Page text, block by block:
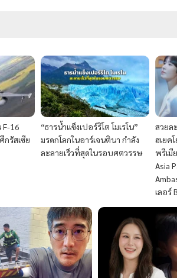
F-16
กรัสเซีย
“ธารน้ำแข็งเปอร์ริโต โมเรโน”
มรดกโลกในอาร์เจนตินา กำลัง
ละลายเร็วที่สุดในรอบศตวรรษ
สวยล
ฮเยค
พรีเมี
Asia
เลอร์